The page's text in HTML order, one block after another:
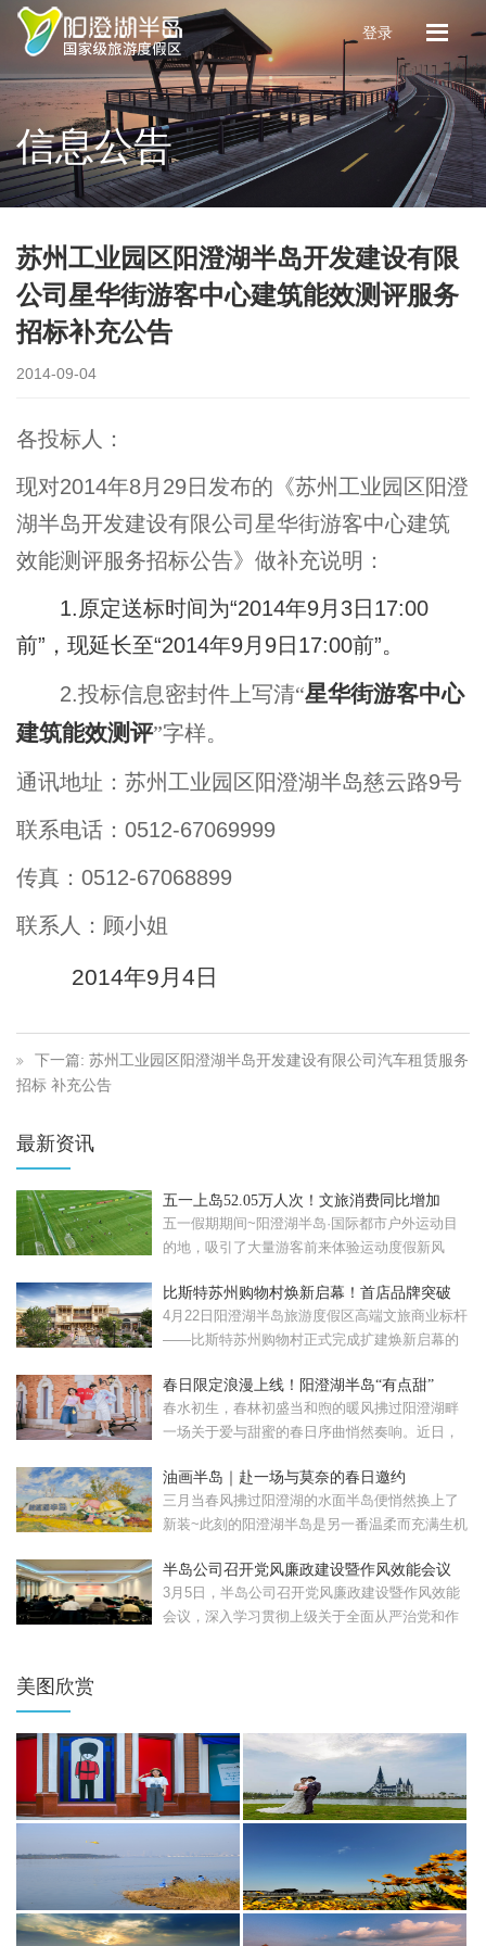
登录
信息公告
苏州工业园区阳澄湖半岛开发建设有限
公司星华街游客中心建筑能效测评服务
招标补充公告
2014-09-04
各投标人：
现对2014年8月 29日发布的《苏州工业园区阳澄
湖半岛开发建设有限公司星华街游客中心建筑
效能测评服务招标公告》做补充说明：
1.原定送标时间为“2014年9月 3日 17:00
前” ，现延长至“2014年9月 9日 17:00前”。
2.投标信息密封件上写清“星华街游客中心
建筑能效测评”字样。
通讯地址：苏州工业园区阳澄湖半岛慈云路9号
联系电话： 0512-67069999
传真： 0512-67068899
联系人：顾小姐
2014年9月4 日
下一篇: 苏州工业园区阳澄湖半岛开发建设有限公司汽车租赁服务
招标 补充公告
最新资讯
五一上岛52.05万人次！文旅消费同比增加
57.08%！
五一假期期间~阳澄湖半岛·国际都市户外运动目
的地，吸引了大量游客前来体验运动度假新风
比斯特苏州购物村焕新启幕！首店品牌突破
120家
4月22日阳澄湖半岛旅游度假区高端文旅商业标杆
——比斯特苏州购物村正式完成扩建焕新启幕的
春日限定浪漫上线！阳澄湖半岛“有点甜”
春水初生，春林初盛当和煦的暖风拂过阳澄湖畔
一场关于爱与甜蜜的春日序曲悄然奏响。近日，
油画半岛｜赴一场与莫奈的春日邀约
三月当春风拂过阳澄湖的水面半岛便悄然换上了
新装~此刻的阳澄湖半岛是另一番温柔而充满生机
半岛公司召开党风廉政建设暨作风效能会议
3月5日，半岛公司召开党风廉政建设暨作风效能
会议，深入学习贯彻上级关于全面从严治党和作
美图欣赏